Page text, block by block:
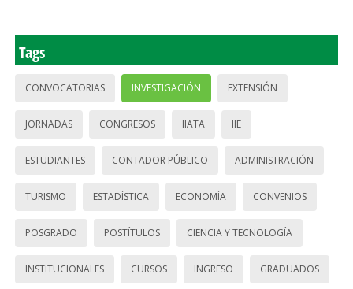
Tags
CONVOCATORIAS INVESTIGACIÓN EXTENSIÓN
JORNADAS CONGRESOS IIATA IIE
ESTUDIANTES CONTADOR PÚBLICO ADMINISTRACIÓN
TURISMO ESTADÍSTICA ECONOMÍA CONVENIOS
POSGRADO POSTÍTULOS CIENCIA Y TECNOLOGÍA
INSTITUCIONALES CURSOS INGRESO GRADUADOS